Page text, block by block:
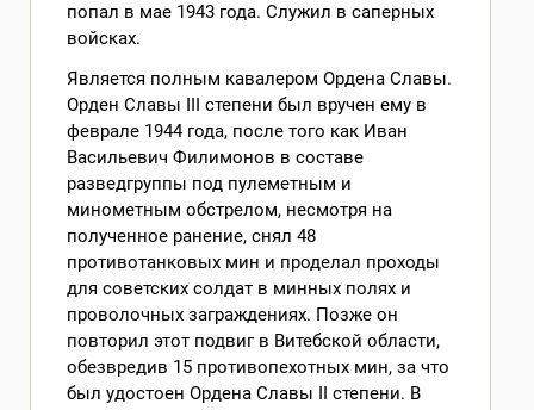
попал в мае 1943 года. Служил в саперных
войсках.
Является полным кавалером Ордена Славы.
Орден Славы III степени был вручен ему в
феврале 1944 года, после того как Иван
Васильевич Филимонов в составе
разведгруппы под пулеметным и
минометным обстрелом, несмотря на
полученное ранение, снял 48
противотанковых мин и проделал проходы
для советских солдат в минных полях и
проволочных заграждениях. Позже он
повторил этот подвиг в Витебской области,
обезвредив 15 противопехотных мин, за что
был удостоен Ордена Славы II степени. В